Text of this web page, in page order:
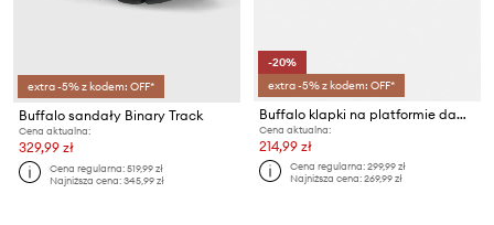
extra -5% z kodem: OFF*
Buffalo sandały Binary Track
Cena aktualna:
329,99 zł
Cena regularna:519,99 zł
Najniższa cena:345,99 zł
-20%
extra -5% z kodem: OFF*
Buffalo klapki na platformie damskie Pluto Slide Buckle
Cena aktualna:
214,99 zł
Cena regularna:299,99 zł
Najniższa cena:269,99 zł